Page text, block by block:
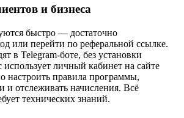
и бизнеса
быстро — достаточно
или перейти по реферальной ссылке.
в Telegram-боте, без установки
использует личный кабинет на сайте
настроить правила программы,
и отслеживать начисления. Всё
технических знаний.